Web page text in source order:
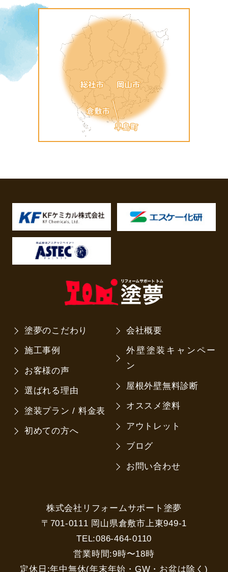
塗夢のこだわり
施工事例
お客様の声
選ばれる理由
塗装プラン / 料金表
初めての方へ
会社概要
外壁塗装キャンペー
ン
屋根外壁無料診断
オススメ塗料
アウトレット
ブログ
お問い合わせ
株式会社リフォームサポート塗夢
〒701-0111 岡山県倉敷市上東949-1
TEL:086-464-0110
営業時間:9時〜18時
定休日:年中無休(年末年始・GW・お盆は除く)